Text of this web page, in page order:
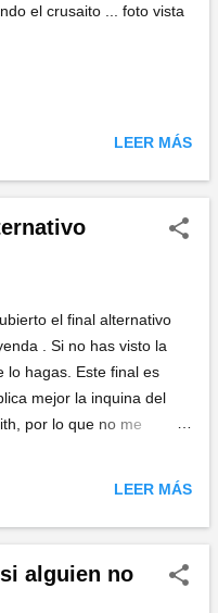
el crusaito ... foto vista
LEER MÁS
el final alternativo
. Si no has visto la
lo hagas. Este final es
mejor la inquina del
por lo que no me
Y a ti: ¿cuál te
LEER MÁS
alguien no